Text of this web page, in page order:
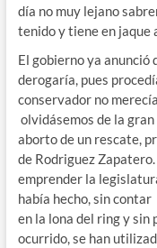
día no muy lejano
tenido y tiene en jaque
El gobierno ya anunció
derogaría, pues
conservador no
olvidásemos de la
aborto de un rescate,
de Rodriguez
emprender la
había hecho, sin
en la lona del ring y sin
ocurrido, se han